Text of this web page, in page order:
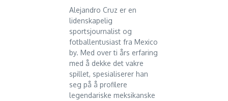
Alejandro Cruz er en
lidenskapelig
sportsjournalist og
fotballentusiast fra Mexico
by. Med over ti års erfaring
med å dekke det vakre
spillet, spesialiserer han
seg på å profilere
legendariske meksikanske